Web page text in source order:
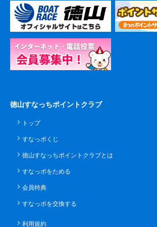
徳山すなっちポイントクラブ
トップ
すなっポくじ
徳山すなっちポイントクラブとは
すなっポをためる
会員特典
すなっポを交換する
利用規約